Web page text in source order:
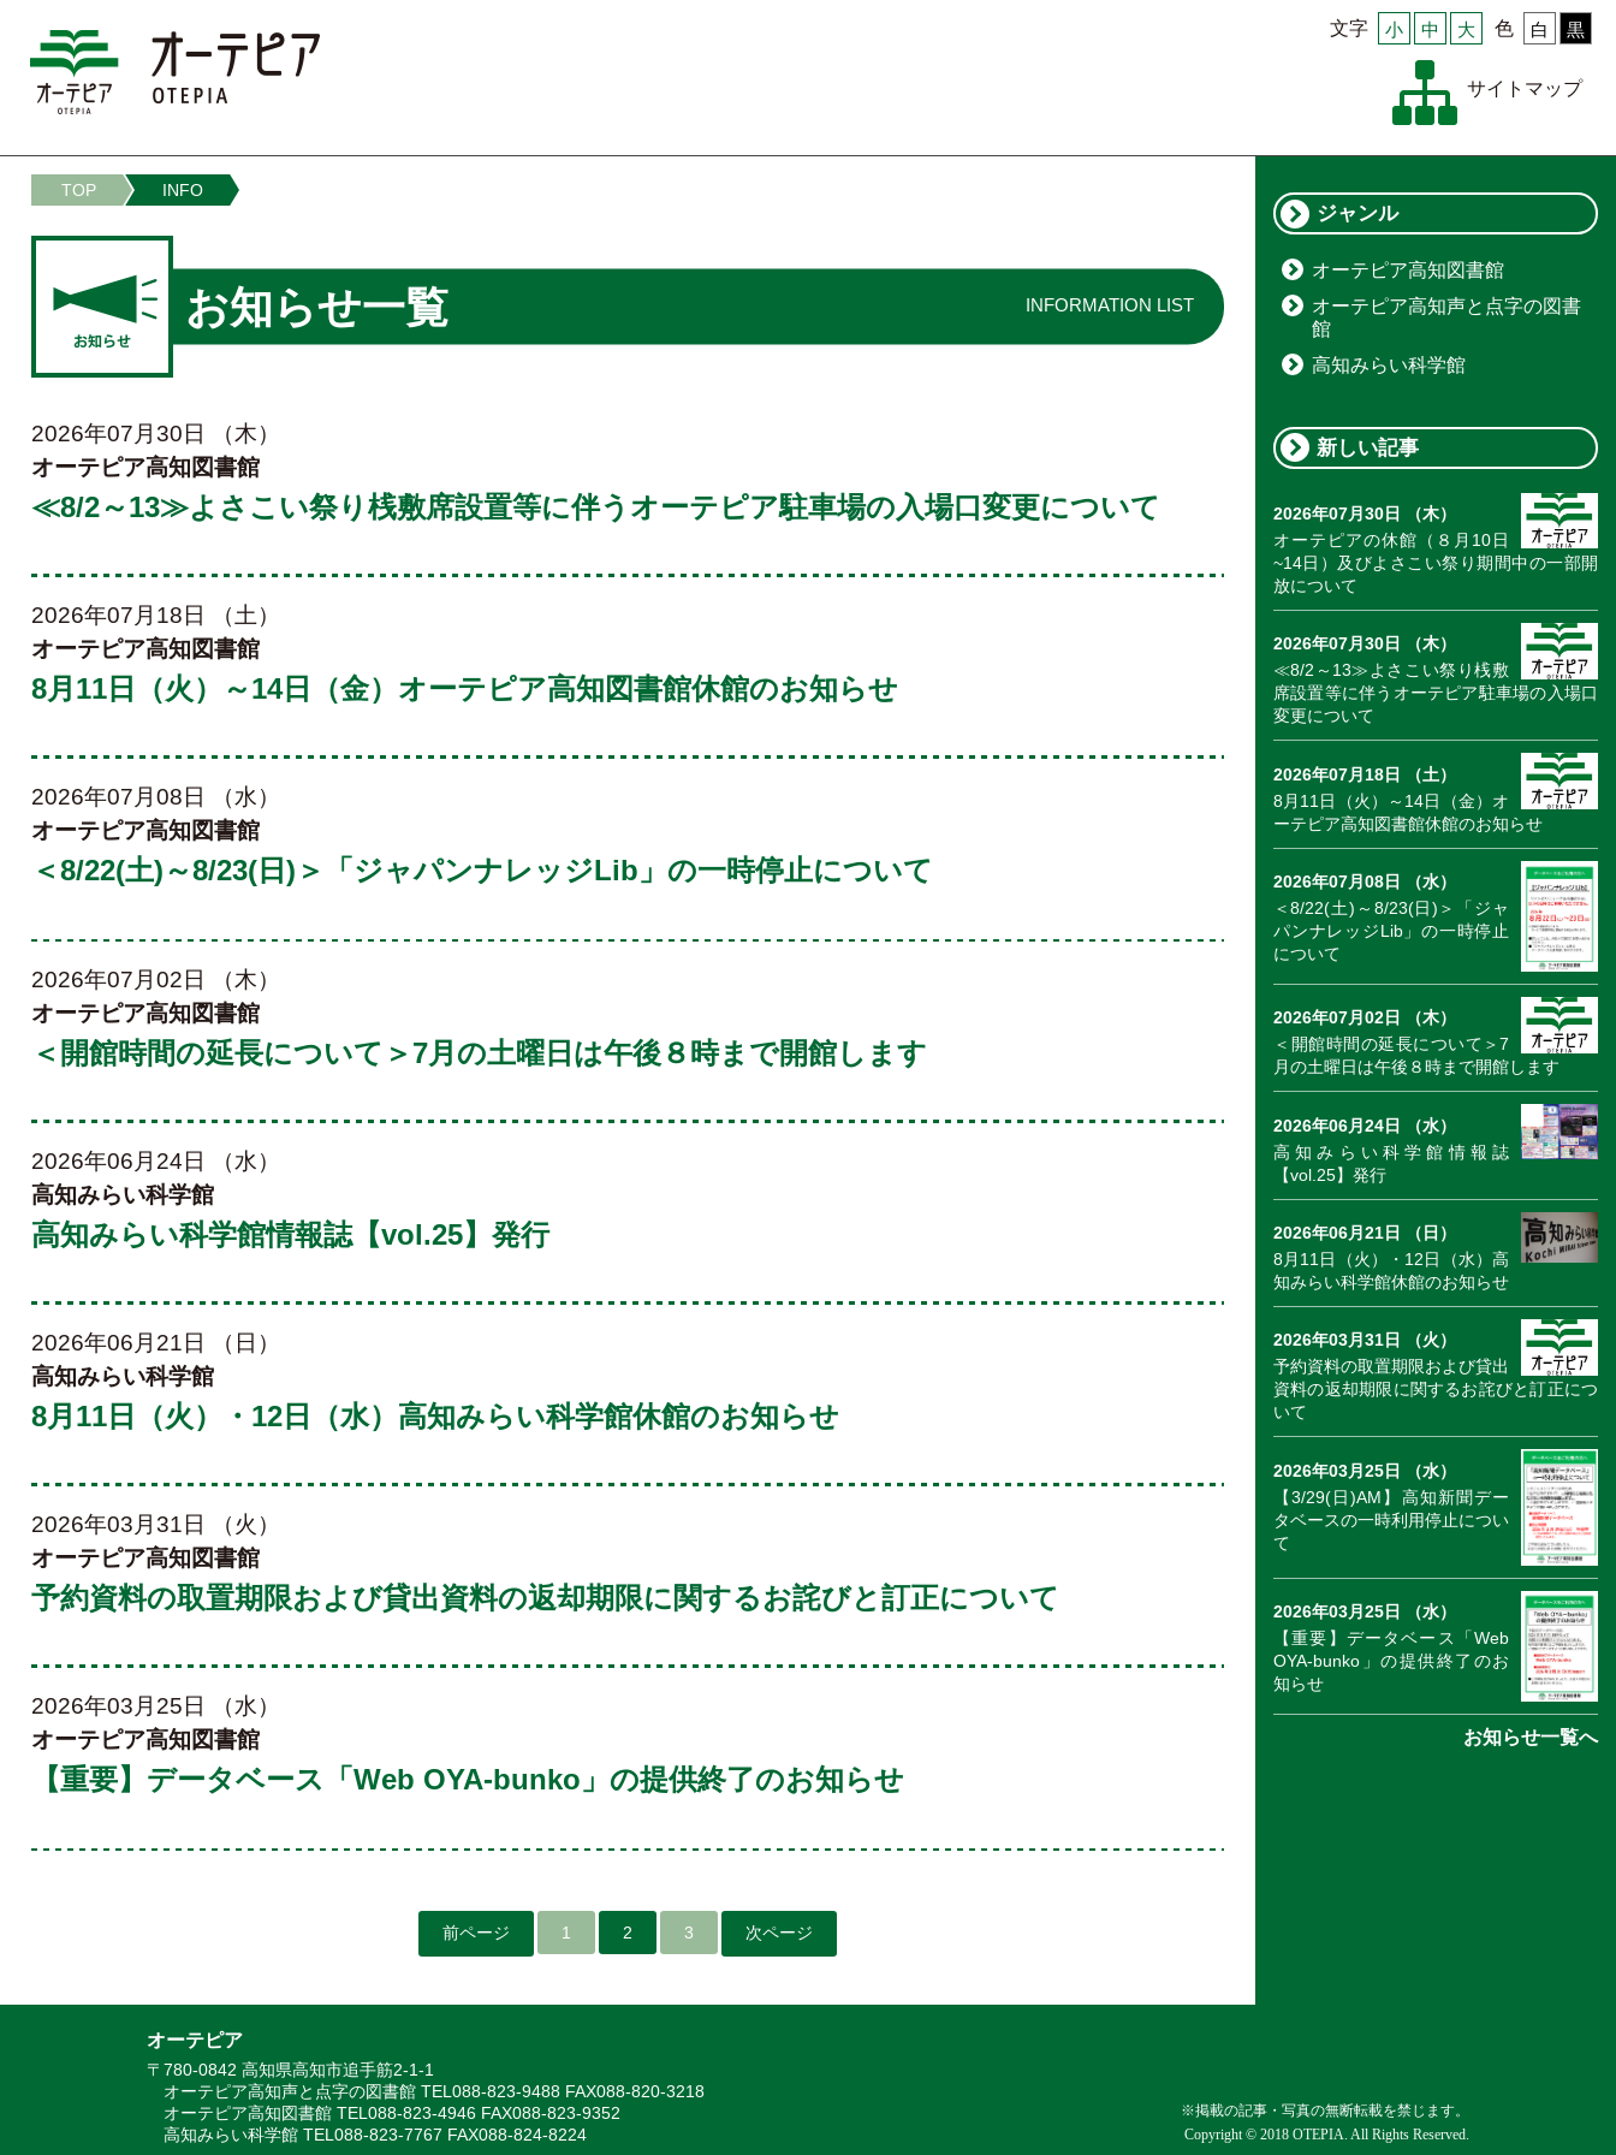
色 白 黒
文字 小 中 大
サイトマップ
TOP INFO
お知らせ一覧 INFORMATION LIST
2026年07月30日 （木）
オーテピア高知図書館
≪8/2～13≫よさこい祭り桟敷席設置等に伴うオーテピア駐車場の入場口変更について
2026年07月18日 （土）
オーテピア高知図書館
8月11日（火）～14日（金）オーテピア高知図書館休館のお知らせ
2026年07月08日 （水）
オーテピア高知図書館
＜8/22(土)～8/23(日)＞「ジャパンナレッジLib」の一時停止について
2026年07月02日 （木）
オーテピア高知図書館
＜開館時間の延長について＞7月の土曜日は午後８時まで開館します
2026年06月24日 （水）
高知みらい科学館
高知みらい科学館情報誌【vol.25】発行
2026年06月21日 （日）
高知みらい科学館
8月11日（火）・12日（水）高知みらい科学館休館のお知らせ
2026年03月31日 （火）
オーテピア高知図書館
予約資料の取置期限および貸出資料の返却期限に関するお詫びと訂正について
2026年03月25日 （水）
オーテピア高知図書館
【重要】データベース「Web OYA-bunko」の提供終了のお知らせ
前ページ 1 2 3 次ページ
ジャンル
オーテピア高知図書館
オーテピア高知声と点字の図書
館
高知みらい科学館
新しい記事
2026年07月30日 （木）
オーテピアの休館（８月10日
~14日）及びよさこい祭り期間中の一部開
放について
2026年07月30日 （木）
≪8/2～13≫よさこい祭り桟敷
席設置等に伴うオーテピア駐車場の入場口
変更について
2026年07月18日 （土）
8月11日（火）～14日（金）オ
ーテピア高知図書館休館のお知らせ
2026年07月08日 （水）
＜8/22(土)～8/23(日)＞「ジャ
パンナレッジLib」の一時停止
について
2026年07月02日 （木）
＜開館時間の延長について＞7
月の土曜日は午後８時まで開館します
2026年06月24日 （水）
高知みらい科学館情報誌
【vol.25】発行
2026年06月21日 （日）
8月11日（火）・12日（水）高
知みらい科学館休館のお知らせ
2026年03月31日 （火）
予約資料の取置期限および貸出
資料の返却期限に関するお詫びと訂正につ
いて
2026年03月25日 （水）
【3/29(日)AM】高知新聞デー
タベースの一時利用停止につい
て
2026年03月25日 （水）
【重要】データベース「Web
OYA-bunko」の提供終了のお
知らせ
お知らせ一覧へ
オーテピア
〒780-0842 高知県高知市追手筋2-1-1
オーテピア高知声と点字の図書館 TEL088-823-9488 FAX088-820-3218
オーテピア高知図書館 TEL088-823-4946 FAX088-823-9352
高知みらい科学館 TEL088-823-7767 FAX088-824-8224
※掲載の記事・写真の無断転載を禁じます。
Copyright © 2018 OTEPIA. All Rights Reserved.